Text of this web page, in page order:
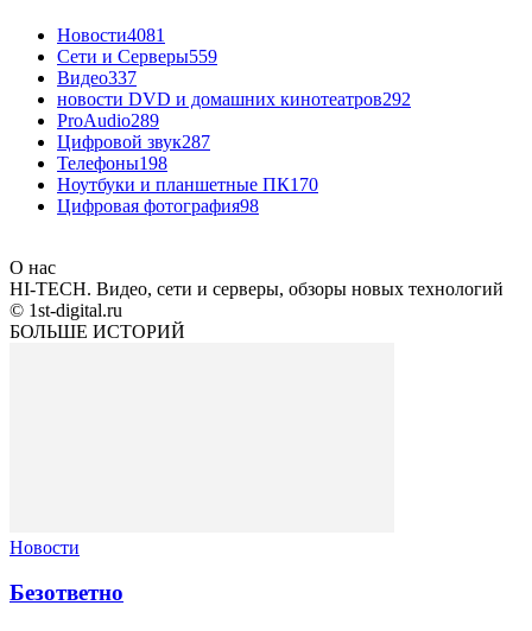
Новости4081
Сети и Серверы559
Видео337
новости DVD и домашних кинотеатров292
ProAudio289
Цифровой звук287
Телефоны198
Ноутбуки и планшетные ПК170
Цифровая фотография98
О нас
HI-TECH. Видео, сети и серверы, обзоры новых технологий
© 1st-digital.ru
БОЛЬШЕ ИСТОРИЙ
Новости
Безответно